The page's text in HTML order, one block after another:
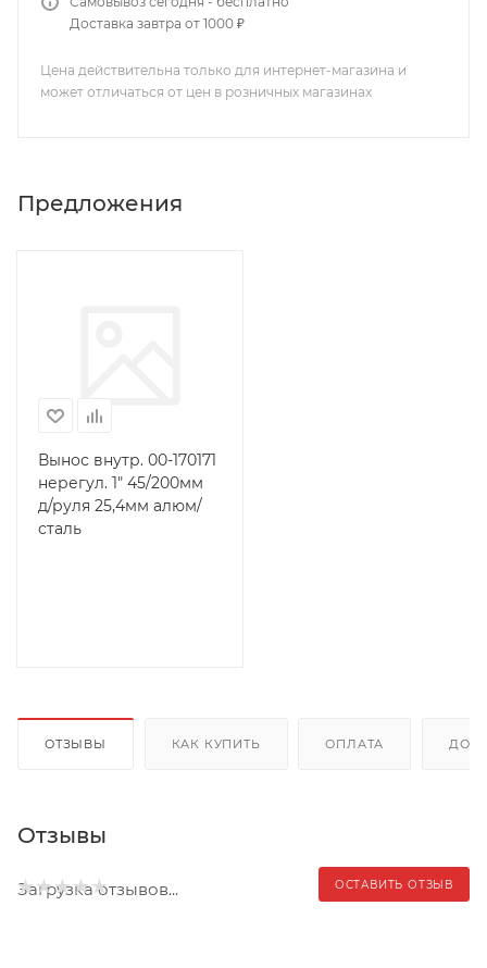
Доставка завтра от 1000 ₽
Цена действительна только для интернет-магазина и
может отличаться от цен в розничных магазинах
Предложения
Вынос внутр. 00-170171
нерегул. 1" 45/200мм
д/руля 25,4мм алюм/
сталь
ОТЗЫВЫ КАК КУПИТЬ ОПЛАТА
Отзывы
ОСТАВИТЬ ОТЗЫВ
Загрузка отзывов...